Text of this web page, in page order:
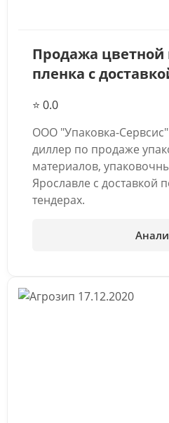
Продажа цветной
пленка с
⭐ 0.0
ООО "Упаковка-
диллер по продаже
материалов,
Ярославле с доставкой
тендерах.
17.12.2020